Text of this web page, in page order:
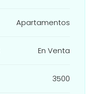
Apartamentos
En Venta
3500